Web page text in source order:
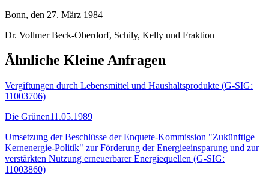
Bonn, den 27. März 1984
Dr. Vollmer Beck-Oberdorf, Schily, Kelly und Fraktion
Ähnliche Kleine Anfragen
Vergiftungen durch Lebensmittel und Haushaltsprodukte (G-SIG:
11003706)
Die Grünen11.05.1989
Umsetzung der Beschlüsse der Enquete-Kommission "Zukünftige
Kernenergie-Politik" zur Förderung der Energieeinsparung und zur
verstärkten Nutzung erneuerbarer Energiequellen (G-SIG:
11003860)